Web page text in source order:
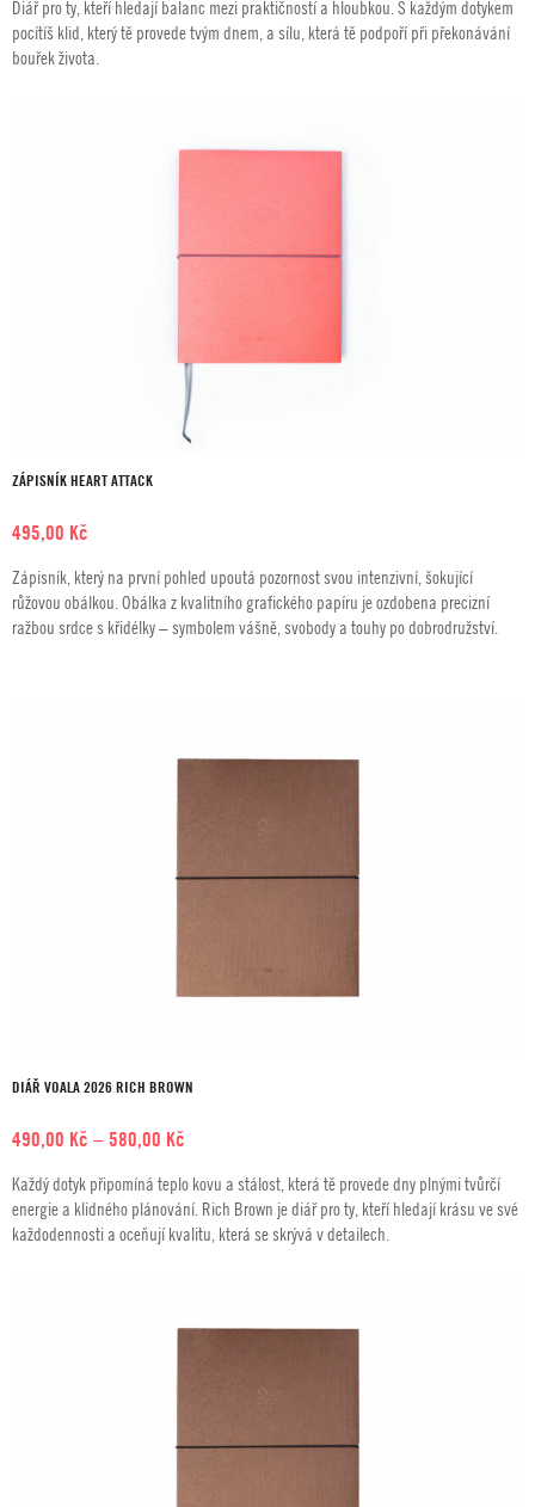
490,00 Kč
až
Diář pro ty, kteří hledají balanc mezi praktičností a hloubkou. S každým dotykem
pocítíš klid, který tě provede tvým dnem, a sílu, která tě podpoří při překonávání
bouřek života.
ZÁPISNÍK HEART ATTACK
495,00 Kč
Zápisník, který na první pohled upoutá pozornost svou intenzivní, šokující
růžovou obálkou. Obálka z kvalitního grafického papíru je ozdobena precizní
ražbou srdce s křidélky – symbolem vášně, svobody a touhy po dobrodružství.
DIÁŘ VOALA 2026 RICH BROWN
490,00 Kč –580,00 Kč
490,00 Kč
až
Každý dotyk připomíná teplo kovu a stálost, která tě provede dny plnými tvůrčí
energie a klidného plánování. Rich Brown je diář pro ty, kteří hledají krásu ve své
každodennosti a oceňují kvalitu, která se skrývá v detailech.